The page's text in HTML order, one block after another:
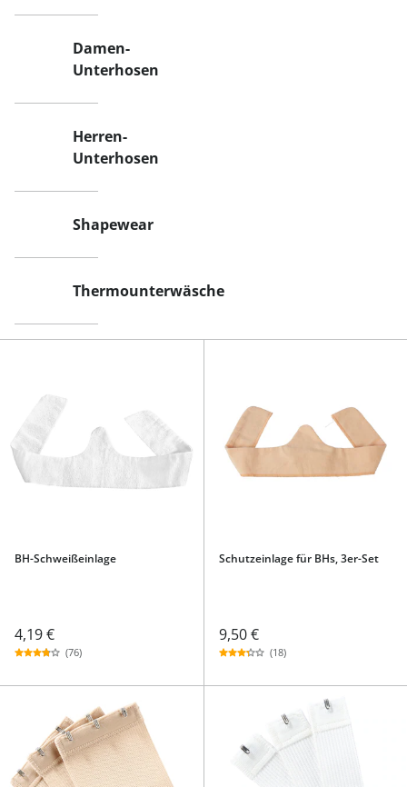
Damen-
Unterhosen
Herren-
Unterhosen
Shapewear
Thermounterwäsche
BH-Schweißeinlage
4,19 €
(76)
Schutzeinlage für BHs, 3er-Set
9,50 €
(18)